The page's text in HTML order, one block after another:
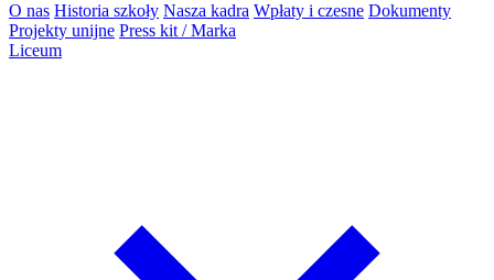
O nas Historia szkoły Nasza kadra Wpłaty i czesne Dokumenty
Projekty unijne Press kit / Marka
Liceum